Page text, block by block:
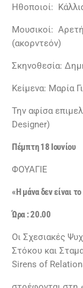
Ηθοποιοί:
Μουσικοί:
(ακορντεόν)
Σκηνοθεσία:
Κείμενα: Μαρία
Την αφίσα
Designer)
Πέμπτη 18 Ιουνίου
ΦΟΥΑΓΙΕ
«Η μάνα δεν είναι
Ώρα : 20.00
Οι Σχεσιακές
Στόκου και
Sirens of